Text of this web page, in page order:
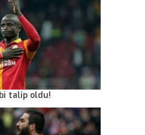
talip oldu!